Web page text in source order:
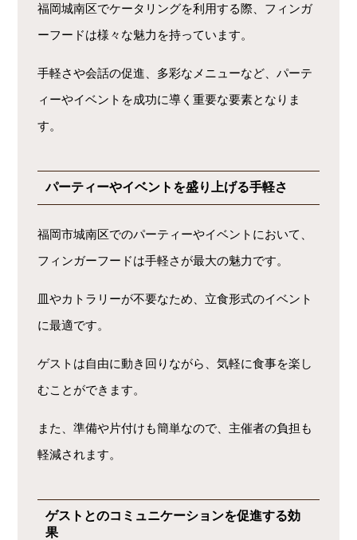
福岡城南区でケータリングを利用する際、フィンガ
ーフードは様々な魅力を持っています。
手軽さや会話の促進、多彩なメニューなど、パーテ
ィーやイベントを成功に導く重要な要素となりま
す。
パーティーやイベントを盛り上げる手軽さ
福岡市城南区でのパーティーやイベントにおいて、
フィンガーフードは手軽さが最大の魅力です。
皿やカトラリーが不要なため、立食形式のイベント
に最適です。
ゲストは自由に動き回りながら、気軽に食事を楽し
むことができます。
また、準備や片付けも簡単なので、主催者の負担も
軽減されます。
ゲストとのコミュニケーションを促進する効
果